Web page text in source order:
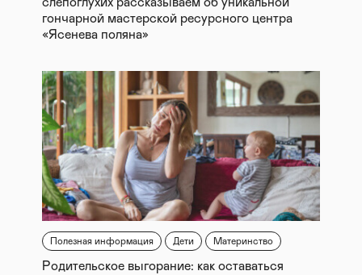
гончарной мастерской ресурсного центра
«Ясенева поляна»
Полезная информация Дети Материнство
Родительское выгорание: как оставаться